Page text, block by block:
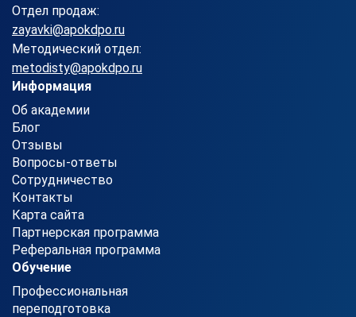
Отдел продаж:
zayavki@apokdpo.ru
Методический отдел:
metodisty@apokdpo.ru
Информация
Об академии
Блог
Отзывы
Вопросы-ответы
Сотрудничество
Контакты
Карта сайта
Партнерская программа
Реферальная программа
Обучение
Профессиональная
переподготовка